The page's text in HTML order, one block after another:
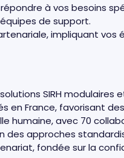
à vos besoins
de support.
impliquant vos
SIRH modulaires
en France, favorisant
humaine, avec 70
approches
fondée sur la